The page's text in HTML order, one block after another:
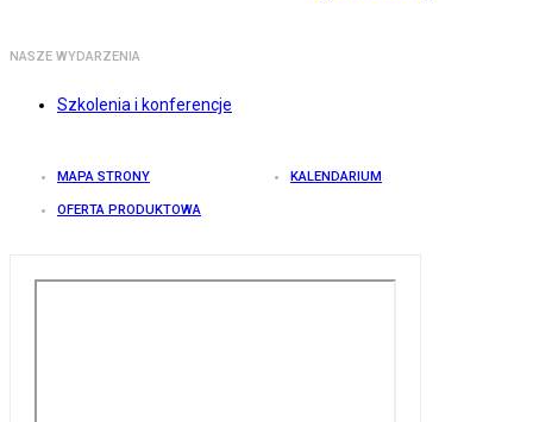
NASZE WYDARZENIA
Szkolenia i konferencje
MAPA STRONY KALENDARIUM
OFERTA PRODUKTOWA